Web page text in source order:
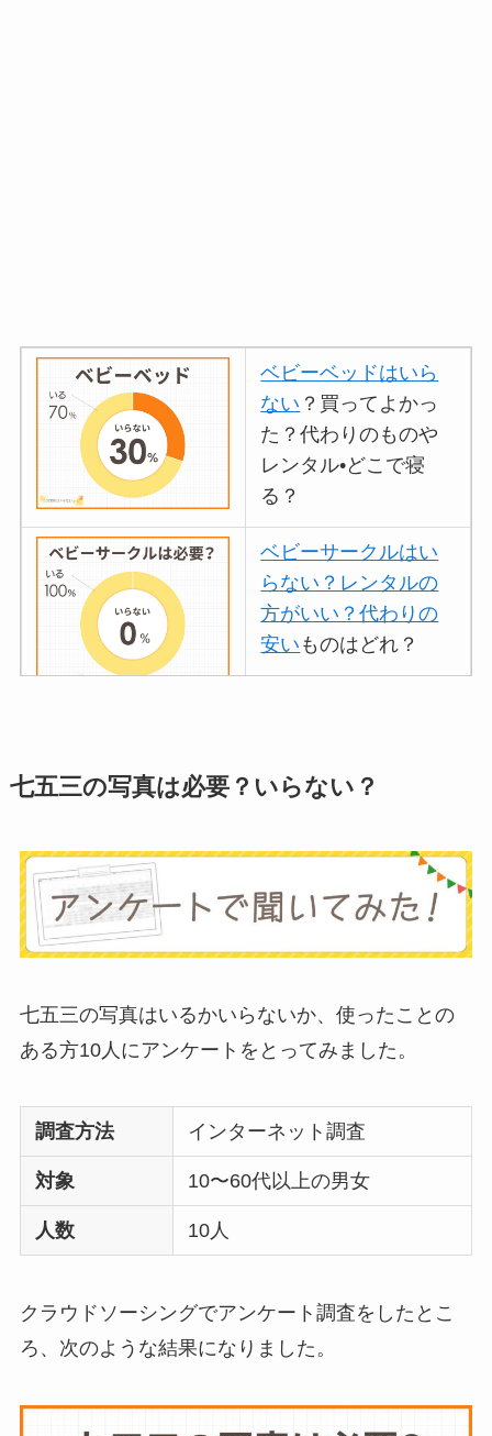
ベビーベッドはいら
ない ？買ってよかっ
た？代わりのものや
レンタル•どこで寝
る？
ベビーサークルはい
らない？レンタルの
方がいい？代わりの
安い ものはどれ？
代用やおすすめは？
いい？
ストライダーはいら
に後悔
を聞いてみた
らない？買ってよか
った？代用は布団乾
燥機や掃除機など
い？どうしてる？代
い？
七五三の写真は必要？いらない？
七五三の写真はいるかいらないか、使ったことの
ある方10人にアンケートをとってみました。
調査方法 インターネット調査
対象 10〜60代以上の男女
人数 10人
クラウドソーシングでアンケート調査をしたとこ
ろ、次のような結果になりました。